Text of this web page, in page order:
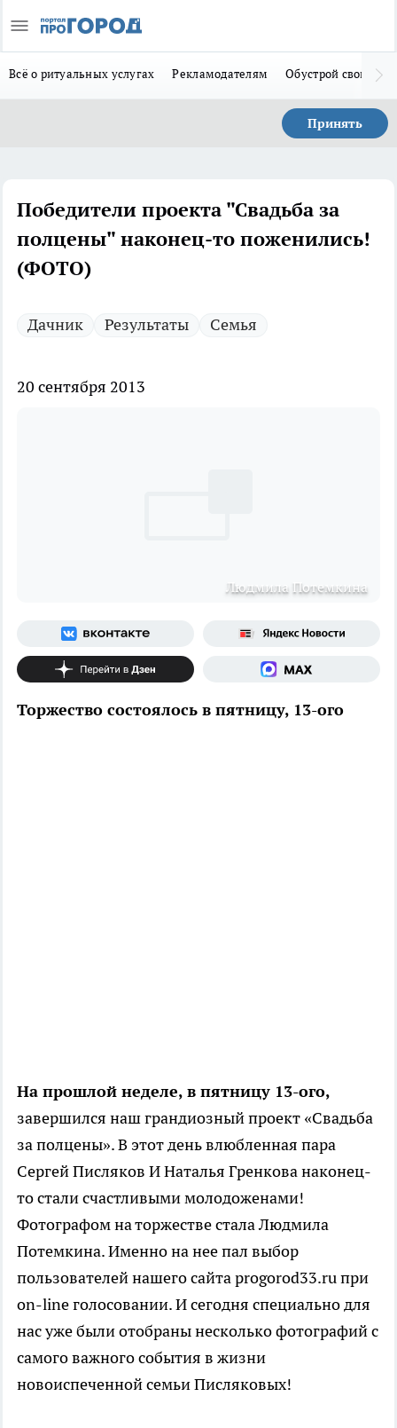
Всё о ритуальных услугах Рекламодателям Обустрой свой дом
Принять
Победители проекта "Свадьба за
полцены" наконец-то поженились!
(ФОТО)
Дачник Результаты Семья
20 сентября 2013
Людмила Потемкина
Торжество состоялось в пятницу, 13-ого
На прошлой неделе, в пятницу 13-ого,
завершился наш грандиозный проект «Свадьба
за полцены». В этот день влюбленная пара
Сергей Писляков И Наталья Гренкова наконец-
то стали счастливыми молодоженами!
Фотографом на торжестве стала Людмила
Потемкина. Именно на нее пал выбор
пользователей нашего сайта progorod33.ru при
on-line голосовании. И сегодня специально для
нас уже были отобраны несколько фотографий с
самого важного события в жизни
новоиспеченной семьи Писляковых!